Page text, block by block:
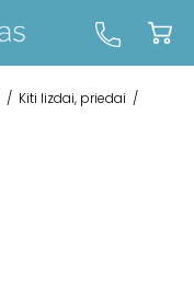
/ Kiti lizdai, priedai /